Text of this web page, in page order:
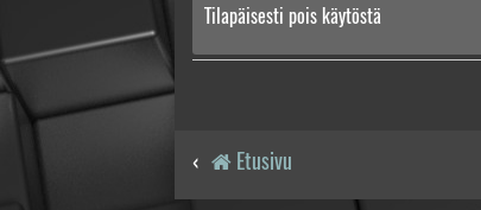
Tilapäisesti pois käytöstä
Etusivu